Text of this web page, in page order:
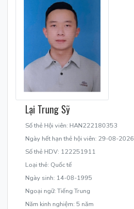
Lại Trung Sỹ
Số thẻ Hội viên: HAN222180353
Ngày hết hạn thẻ hội viên: 29-08-2026
Số thẻ HDV: 122251911
Loại thẻ: Quốc tế
Ngày sinh: 14-08-1995
Ngoại ngữ: Tiếng Trung
Năm kinh nghiệm: 5 năm